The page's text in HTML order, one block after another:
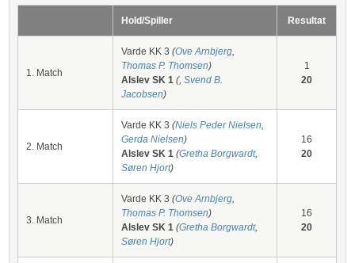
Hold/Spiller Resultat
1. Match
Varde KK 3(Ove Arnbjerg,
Thomas P. Thomsen)
Alslev SK 1(,Svend B.
Jacobsen)
1
20
2. Match
Varde KK 3(Niels Peder Nielsen,
Gerda Nielsen)
Alslev SK 1(Gretha Borgwardt,
Søren Hjort)
16
20
3. Match
Varde KK 3(Ove Arnbjerg,
Thomas P. Thomsen)
Alslev SK 1(Gretha Borgwardt,
Søren Hjort)
16
20